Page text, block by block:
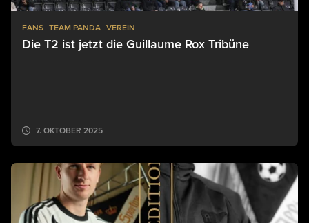
FANS TEAM PANDA VEREIN
Die T2 ist jetzt die Guillaume Rox Tribüne
7. OKTOBER 2025